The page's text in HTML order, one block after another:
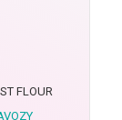
FLOUR